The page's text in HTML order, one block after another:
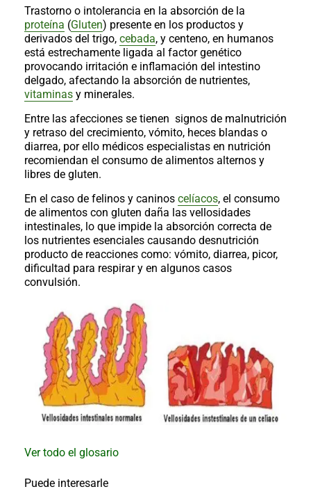
Planes
Glosario
Agroshow
Regístrate
suscríbete
al
boletín
Contáctenos
Acuicultura
Agricultura
de
precisión
Apicultura
Avicultura
Cultivos
Ganadería
Hidroponía
Forrajes
Ovinos
caprinos
Porcino
Cosecha
Trastorno o intolerancia en la absorción de la
proteína (Gluten) presente en los productos y
derivados del trigo, cebada, y centeno, en humanos
está estrechamente ligada al factor genético
provocando irritación e inflamación del intestino
delgado, afectando la absorción de nutrientes,
vitaminas y minerales.
Entre las afecciones se tienen signos de malnutrición
y retraso del crecimiento, vómito, heces blandas o
diarrea, por ello médicos especialistas en nutrición
recomiendan el consumo de alimentos alternos y
libres de gluten.
En el caso de felinos y caninos celíacos, el consumo
de alimentos con gluten daña las vellosidades
intestinales, lo que impide la absorción correcta de
los nutrientes esenciales causando desnutrición
producto de reacciones como: vómito, diarrea, picor,
dificultad para respirar y en algunos casos
convulsión.
Ver todo el glosario
Puede interesarle